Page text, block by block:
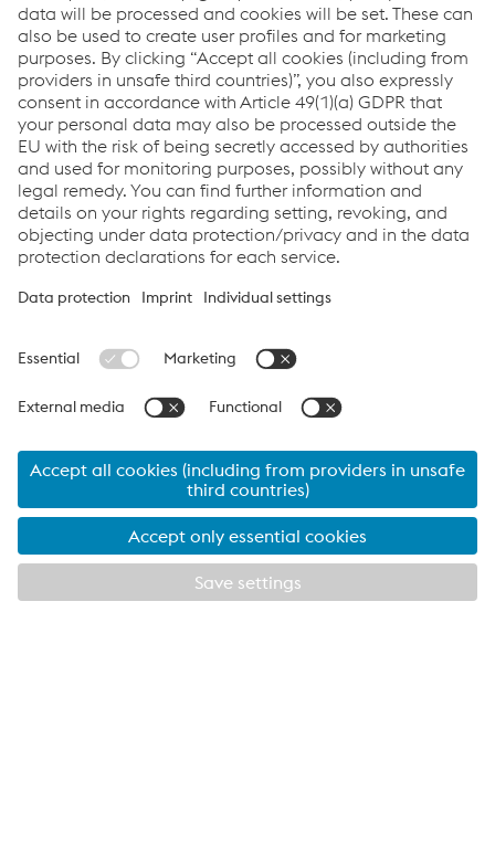
Se tiver dúvidas ou comentários, entre em contato
conosco. Teremos prazer em ajudar!
Francesco Ciccomascolo
Head of
Full Welding Solutions
+39 345 360 4469